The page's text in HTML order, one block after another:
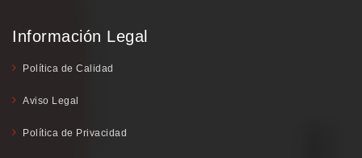
Información Legal
Política de Calidad
Aviso Legal
Política de Privacidad